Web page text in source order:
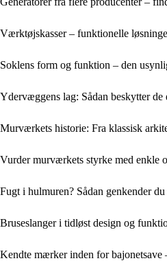
Værktøjskasser – funktionelle
Soklens form og funktion – den
Ydervæggens lag: Sådan beskytter de
Murværkets historie: Fra klassisk
Vurder murværkets styrke med enkle
Fugt i hulmuren? Sådan genkender
Bruseslanger i tidløst design og
Kendte mærker inden for bajonetsave